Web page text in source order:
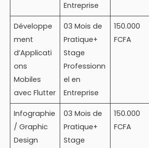
Entreprise
Développe
ment
d’Applicati
ons
Mobiles
avec Flutter
03 Mois de
Pratique+
Stage
Professionn
el en
Entreprise
150.000
FCFA
Infographie
/ Graphic
Design
03 Mois de
Pratique+
Stage
150.000
FCFA